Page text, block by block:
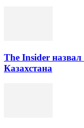
The Insider
Казахстана